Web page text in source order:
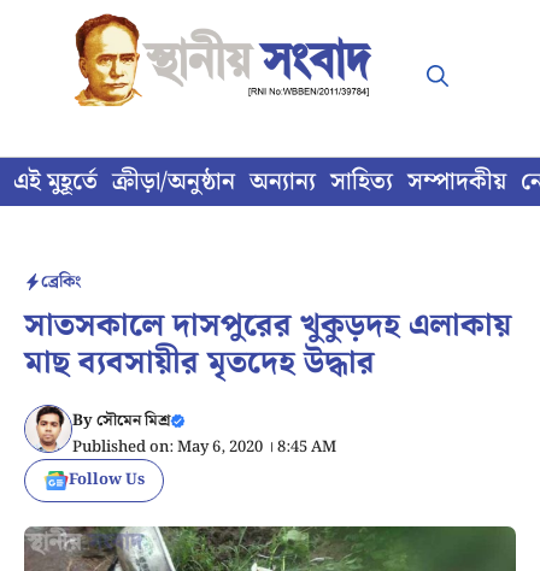
content
এই মুহূর্তে ক্রীড়া/অনুষ্ঠান অন্যান্য সাহিত্য সম্পাদকীয়
ব্রেকিং
সাতসকালে দাসপুরের খুকুড়দহ এলাকায়
মাছ ব্যবসায়ীর মৃতদেহ উদ্ধার
Byসৌমেন মিশ্র
Published on: May 6, 2020 । 8:45 AM
Follow Us